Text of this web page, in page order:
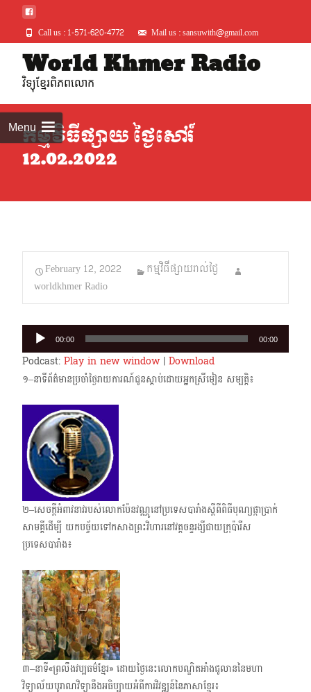
Call us : 1-571-620-4772 Mail us : sansuwith@gmail.com
World Khmer Radio
វិទ្យុខ្មែរពិភពលោក
Menuកម្មវិធីផ្សាយ ថ្ងៃសៅរ៍
12.02.2022
February 12, 2022
កម្មវិធីផ្សាយរាល់ថ្ងៃ
worldkhmer Radio
Audio
Player
00:00 00:00
Podcast: Play in new window| Download
១–នាទីព័ត៌មានប្រចាំថ្ងៃរាយការណ៍ជូនស្តាប់ដោយអ្នកស្រីមៀន សម្បត្តិ៖
២–សេចក្តីអំពាវនាវរបស់លោកប៉ែនវណ្ណូនៅប្រទេសបារាំងស្តីពីពិធីបុណ្យផ្កាប្រាក់
សាមគ្គីដើម្បី យកបច្ច័យទៅកសាងព្រះវិហារនៅវត្តចន្ទរង្សីជាយក្រុប៉ារីស
ប្រទេសបារាំង៖
៣–នាទី«ព្រលឹងវប្បធម៌ខ្មែរ» ដោយថ្ងៃនេះលោកបណ្ឌិតអាំងជូលាន​នៃមហា​
វិទ្យាល័យ​បូរាណវិទ្យា​នឹងអធិប្បាយអំពីការវិវឌ្ឍន៍នៃភាសាខ្មែរ៖